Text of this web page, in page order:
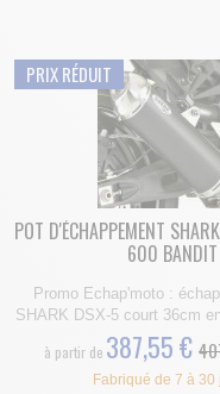
PRIX RÉDUIT
POT D'ÉCHAPPEMENT
600 BANDIT
Promo Echap'moto :
SHARK DSX-5 court 36cm
à partir de 387,55 €
Fabriqué de 7 à 30
vos